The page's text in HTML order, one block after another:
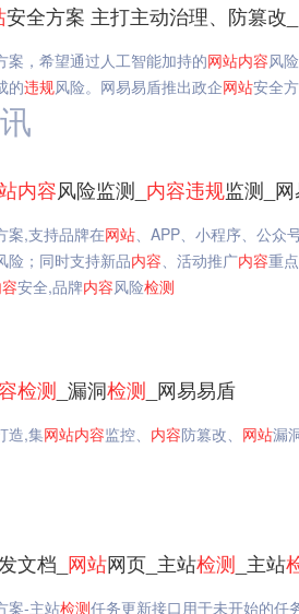
安全方案 主打主动治理、防篡改
案，希望通过人工智能加持的网站内容风
的违规风险。网易易盾推出政企网站安全
内容风险监测_ 内容违规监测_
案,支持品牌在网站、APP、小程序、公众
险；同时支持新品内容、活动推广内容重点
安全,品牌内容风险检测
检测 _漏洞检测 _网易易盾
造,集网站内容监控、 内容防篡改、 网站漏
文档_ 网站网页_主站检测 _主站
案-主站检测任务更新接口用于未开始的任